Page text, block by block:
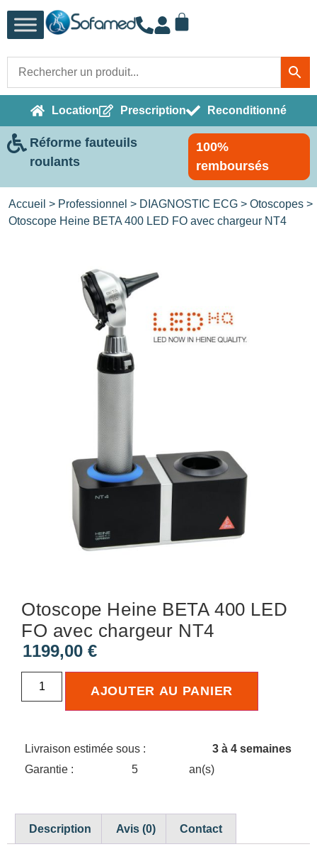
Location Prescription Reconditionné
Réforme fauteuils
roulants
100%
remboursés
Accueil > Professionnel > DIAGNOSTIC ECG > Otoscopes >
Otoscope Heine BETA 400 LED FO avec chargeur NT4
Otoscope Heine BETA 400 LED
FO avec chargeur NT4
1199,00 €
AJOUTER AU PANIER
Livraison estimée sous :
3 à 4 semaines
Garantie :
5 an(s)
Description Avis (0) Contact